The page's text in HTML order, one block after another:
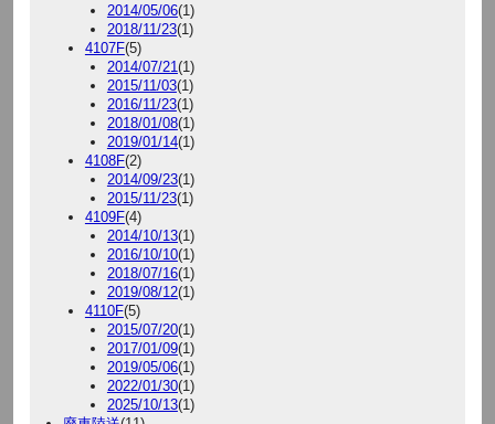
2014/05/06(1)
2018/11/23(1)
4107F(5)
2014/07/21 (1)
2015/11/03(1)
2016/11/23(1)
2018/01/08(1)
2019/01/14(1)
4108F(2)
2014/09/23(1)
2015/11/23(1)
4109F(4)
2014/10/13(1)
2016/10/10(1)
2018/07/16(1)
2019/08/12(1)
4110F(5)
2015/07/20(1)
2017/01/09(1)
2019/05/06(1)
2022/01/30(1)
2025/10/13(1)